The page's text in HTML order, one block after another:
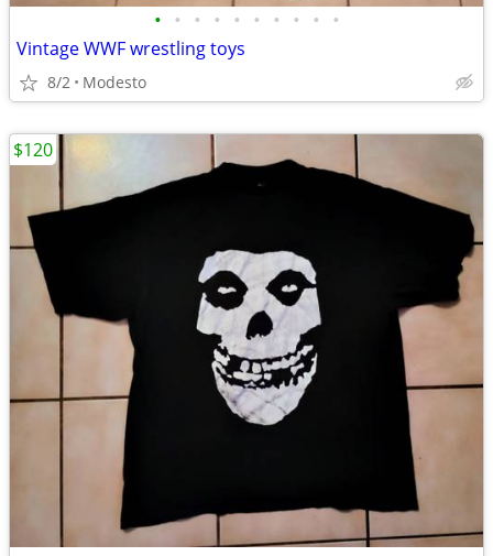
• • • • • • • • • •
Vintage WWF wrestling toys
8/2 Modesto
$120